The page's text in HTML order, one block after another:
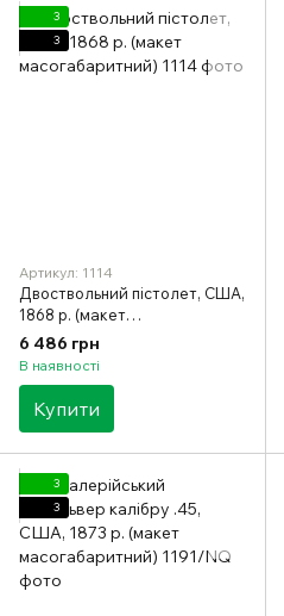
3
3
Артикул: 1114
Двоствольний пістолет, США,
1868 р. (макет
масогабаритний)
6 486 грн
В наявності
Купити
3
3